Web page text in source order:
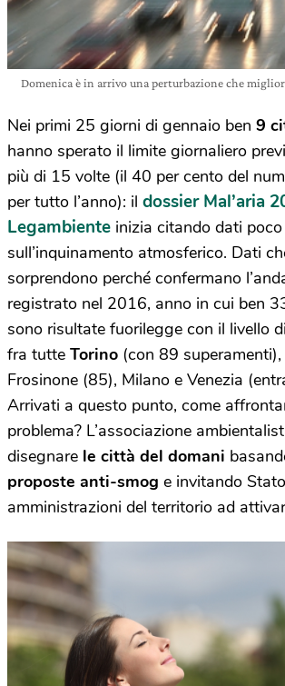
Domenica è in arrivo una perturbazione che
Nei primi 25 giorni di gennaio ben 9
hanno sperato il limite giornaliero
più di 15 volte (il 40 per cento del
per tutto l’anno): il dossier Mal’aria
Legambiente inizia citando dati
sull’inquinamento atmosferico. Dati
sorprendono perché confermano
registrato nel 2016, anno in cui ben
sono risultate fuorilegge con il livello
fra tutte Torino (con 89
Frosinone (85), Milano e Venezia
Arrivati a questo punto, come
problema? L’associazione
disegnare le città del domani
proposte anti-smog e invitando
amministrazioni del territorio ad